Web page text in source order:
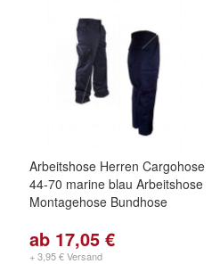
Arbeitshose Herren Cargohose
44-70 marine blau Arbeitshose
Montagehose Bundhose
ab 17,05 €
+ 3,95 € Versand